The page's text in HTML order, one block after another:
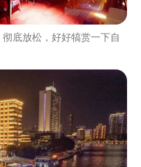
底放松，好好犒赏一下自